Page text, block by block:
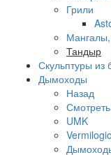
Грили
Тандыр
Скульптуры из
Дымоходы
Назад
UMK
Vermilogic